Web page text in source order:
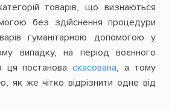
товарів, що визнаються
без здійснення процедури
гуманітарною допомогою у
випадку, на період воєнного
ця постановаскасована, а тому
як же чітко відрізнити одне від